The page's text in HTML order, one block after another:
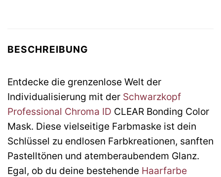
BESCHREIBUNG
Entdecke die grenzenlose Welt der
Individualisierung mit der Schwarzkopf
Professional Chroma ID CLEAR Bonding Color
Mask. Diese vielseitige Farbmaske ist dein
Schlüssel zu endlosen Farbkreationen, sanften
Pastelltönen und atemberaubendem Glanz.
Egal, ob du deine bestehende Haarfarbe